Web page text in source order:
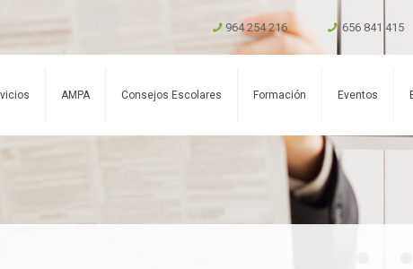
964 254 216 656 841 415
AMPA Consejos Escolares Formación Eventos